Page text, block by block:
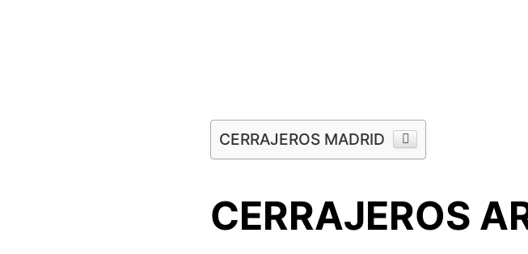
CERRAJEROS MADRID
CERRAJEROS